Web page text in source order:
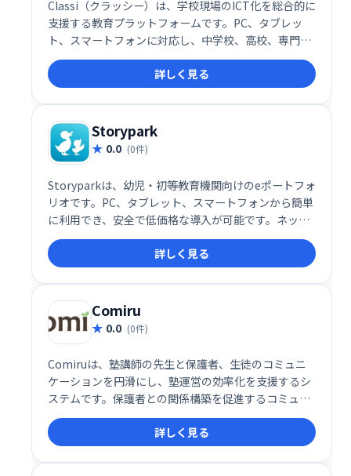
Classi（クラッシー）は、学校現場のICT化を総合的に
支援する教育プラットフォームです。PC、タブレッ
ト、スマートフォンに対応し、中学校、高校、専門学
校など幅広い教育機関で利用されています。生徒・教
員の学習環境を効率化し、デジタル教材の活用などを
サポートします。
詳しく見る
Storypark
0.0 (0件)
Storyparkは、幼児・初等教育機関向けのeポートフォ
リオです。PC、タブレット、スマートフォンから簡単
に利用でき、安全で低価格な導入が可能です。ネット
環境さえあればすぐに始められ、保育記録の共有や保
護者とのコミュニケーションをスムーズにします。
詳しく見る
Comiru
0.0 (0件)
Comiruは、塾講師の先生と保護者、生徒のコミュニ
ケーションを円滑にし、塾運営の効率化を支援するシ
ステムです。保護者との関係構築を促進するコミュニ
ケーション機能と、業務改善機能を提供することで、
先生は生徒により深く向き合い、質の高い教育を提供
できます。
詳しく見る